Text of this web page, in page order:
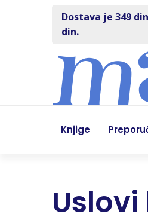
Dostava je 349
din.
Knjige